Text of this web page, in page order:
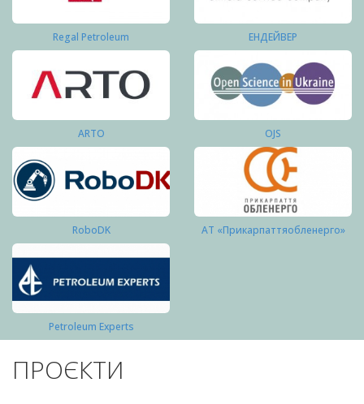
Regal Petroleum ЕНДЕЙВЕР
ARTO OJS
RoboDK АТ «Прикарпаттяобленерго»
Petroleum Experts
ПРОЄКТИ